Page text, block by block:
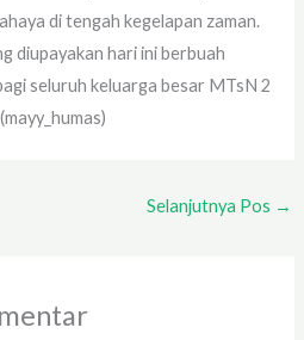
di tengah kegelapan zaman.
diupayakan hari ini berbuah
seluruh keluarga besar MTsN 2
Selanjutnya Pos →